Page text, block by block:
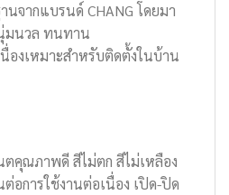
นจากแบรนด์ CHANG โดยมา
มนวล ทนทาน
องเหมาะสำหรับติดตั้งในบ้าน
ตคุณภาพดี สีไม่ตก สีไม่เหลือง
อการใช้งานต่อเนื่อง เปิด-ปิด